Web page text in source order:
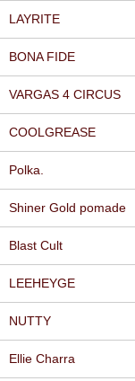
LAYRITE
BONA FIDE
VARGAS 4 CIRCUS
COOLGREASE
Polka.
Shiner Gold pomade
Blast Cult
LEEHEYGE
NUTTY
Ellie Charra